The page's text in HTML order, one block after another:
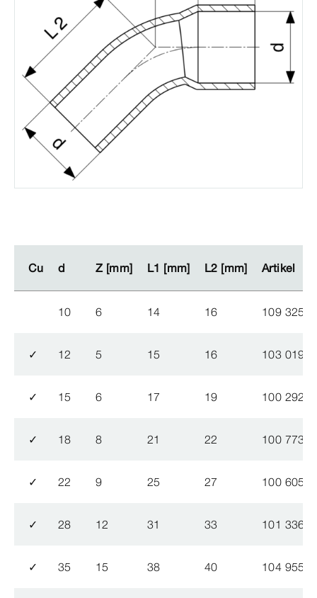
Cu d Z [mm] L1 [mm] L2 [mm] Artikel
Cu d Z [mm] L1 [mm] L2 [mm] Artikel
10 6 14 16 109 325
✓ 12 5 15 16 103 019
✓ 15 6 17 19 100 292
✓ 18 8 21 22 100 773
✓ 22 9 25 27 100 605
✓ 28 12 31 33 101 336
✓ 35 15 38 40 104 955